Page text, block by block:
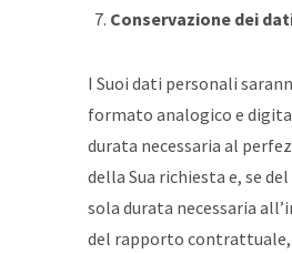
Conservazione dei
I Suoi dati personali
formato analogico e
durata necessaria al
della Sua richiesta e, se
sola durata necessaria
del rapporto contrattuale,